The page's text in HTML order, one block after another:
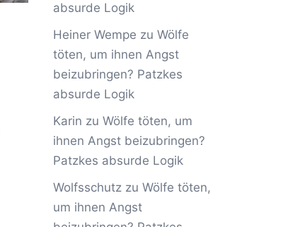
absurde Logik
Heiner Wempe zu Wölfe
töten, um ihnen Angst
beizubringen? Patzkes
absurde Logik
Karin zu Wölfe töten, um
ihnen Angst beizubringen?
Patzkes absurde Logik
Wolfsschutzzu Wölfe töten,
um ihnen Angst